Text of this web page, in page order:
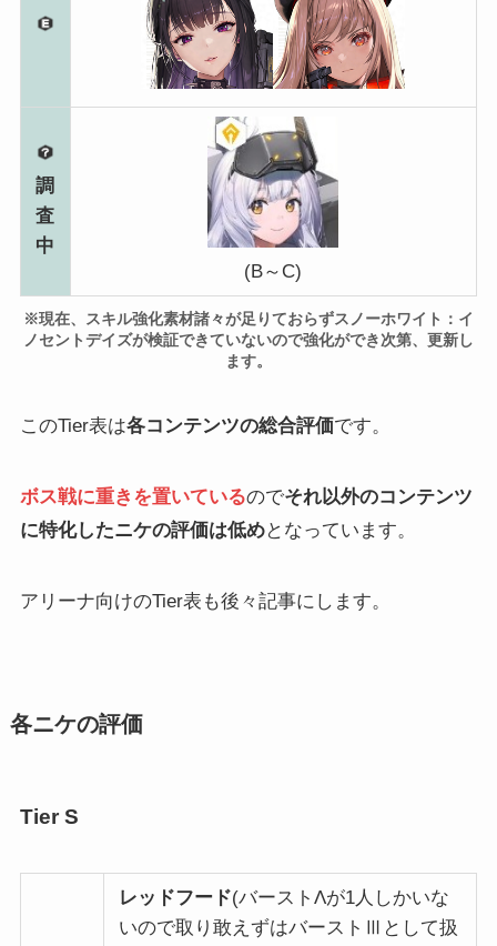
調
査
中
(B～C)
※現在、スキル強化素材諸々が足りておらずスノーホワイト：イ
ノセントデイズが検証できていないので強化ができ次第、更新し
ます。
このTier表は各コンテンツの総合評価です。
ボス戦に重きを置いているのでそれ以外のコンテンツ
に特化したニケの評価は低めとなっています。
アリーナ向けのTier表も後々記事にします。
各ニケの評価
Tier S
レッドフード(バーストΛが1人しかいな
いので取り敢えずはバーストⅢとして扱